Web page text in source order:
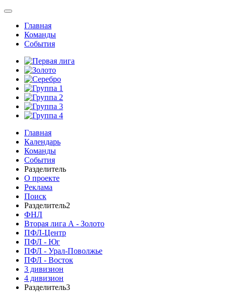
Главная
Команды
События
Главная
Календарь
Команды
События
Разделитель
О проекте
Реклама
Поиск
Разделитель2
ФНЛ
Вторая лига А - Золото
ПФЛ-Центр
ПФЛ - Юг
ПФЛ - Урал-Поволжье
ПФЛ - Восток
3 дивизион
4 дивизион
Разделитель3